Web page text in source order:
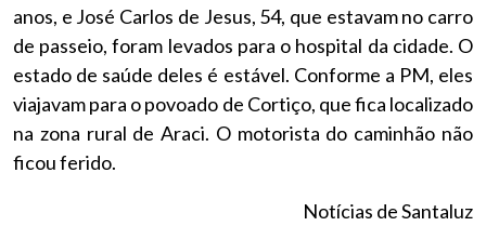
anos, e José Carlos de Jesus, 54, que estavam no carro
de passeio, foram levados para o hospital da cidade. O
estado de saúde deles é estável. Conforme a PM, eles
viajavam para o povoado de Cortiço, que fica localizado
na zona rural de Araci. O motorista do caminhão não
ficou ferido.
Notícias de Santaluz